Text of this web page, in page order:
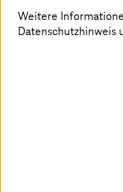
Brasilien in nur vier
Weitere
Datenschutzhinweis